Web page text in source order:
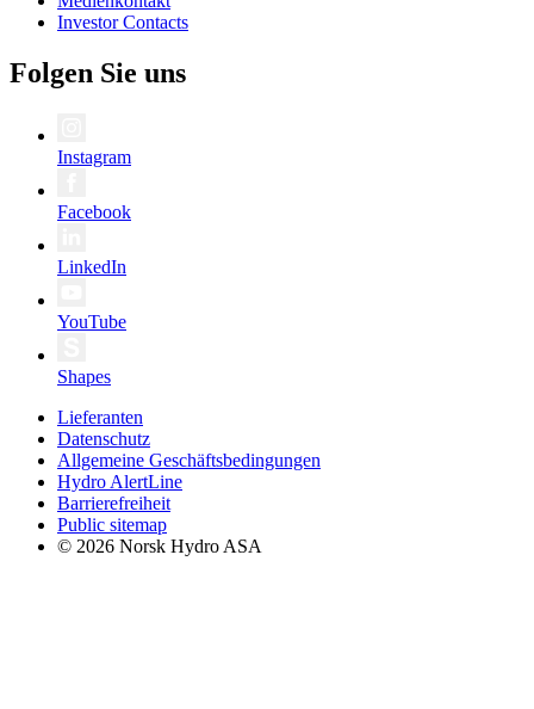
Investor Contacts
Folgen Sie uns
Instagram
Facebook
LinkedIn
YouTube
Shapes
Lieferanten
Datenschutz
Allgemeine Geschäftsbedingungen
Hydro AlertLine
Barrierefreiheit
Public sitemap
© 2026 Norsk Hydro ASA